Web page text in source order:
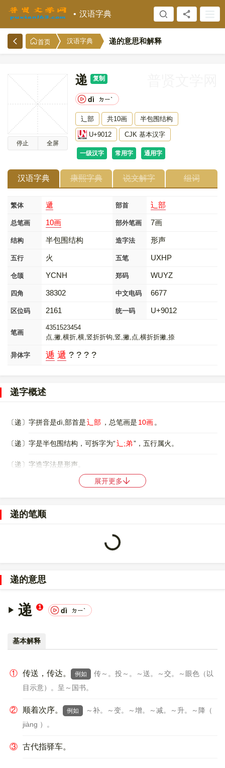
汉语字典
首页 汉语字典 递的意思和解释
停止 全屏
递 复制
dì ㄉㄧˋ
辶部 共10画 半包围结构
U+9012 CJK 基本汉字
一级汉字 常用字 通用字
汉语字典 康熙字典 说文解字 组词
繁体 遞 部首 辶部
总笔画 10画 部外笔画 7画
结构 半包围结构 造字法 形声
五行 火 五笔 UXHP
仓颉 YCNH 郑码 WUYZ
四角 38302 中文电码 6677
区位码 2161 统一码 U+9012
笔画
4351523454
点,撇,横折,横,竖折折钩,竖,撇,点,横折折撇,捺
异体字 逓 遞 ? ? ? ?
递字概述
〔递〕字拼音是dì,部首是辶部 ，总笔画是 10画 。
〔递〕字是半包围结构，可拆字为“辶;弟”，五行属火。
〔递〕字造字法是形声。
YCNH，五笔是UXHP，四角号码是
〔递〕字的UNICODE是
00009012，UTF-8：E9 80 92。
〔递〕字的异体字是
展开更多
递的笔顺
Loading...
递的意思
递 1 dì ㄉㄧˋ
基本解释
① 传送，传达。 例如
传～。投～。～送。～交。～眼色（以
目示意）。呈～国书。
② 顺着次序。 例如
～补。～变。～增。～减。～升。～降（
jiàng ）。
③ 古代指驿车。